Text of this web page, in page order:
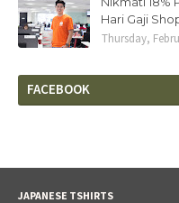
Hari Gaji
Thursday,
FACEBOOK
JAPANESE TSHIRTS